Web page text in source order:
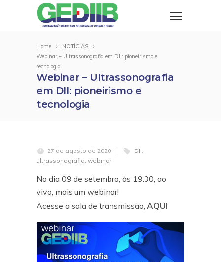
Home
NOTÍCIAS
Webinar – Ultrassonografia em DII: pioneirismo e
tecnologia
Webinar – Ultrassonografia
em DII: pioneirismo e
tecnologia
27 de agosto de 2020 DII,
ultrassonografia, webinar
No dia 09 de setembro, às 19:30, ao
vivo, mais um webinar!
Acesse a sala de transmissão, AQUI